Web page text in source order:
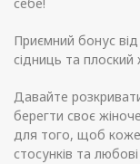
Приємний бонус
сідниць та плоский
Давайте
берегти своє
для того, щоб
стосунків та